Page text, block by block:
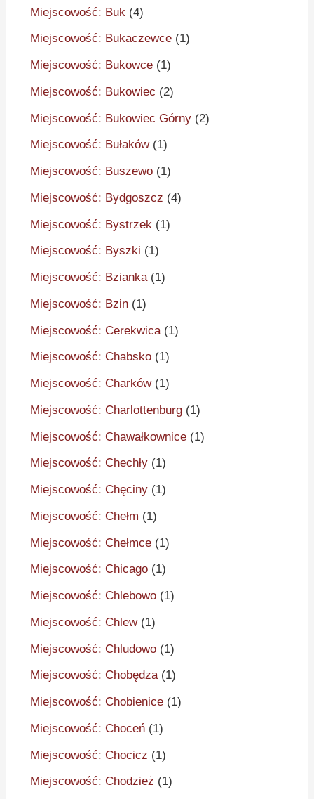
Miejscowość: Buk (4)
Miejscowość: Bukaczewce (1)
Miejscowość: Bukowce (1)
Miejscowość: Bukowiec (2)
Miejscowość: Bukowiec Górny (2)
Miejscowość: Bułaków(1)
Miejscowość: Buszewo (1)
Miejscowość: Bydgoszcz (4)
Miejscowość: Bystrzek (1)
Miejscowość: Byszki (1)
Miejscowość: Bzianka(1)
Miejscowość: Bzin (1)
Miejscowość: Cerekwica (1)
Miejscowość: Chabsko (1)
Miejscowość: Charków(1)
Miejscowość: Charlottenburg (1)
Miejscowość: Chawałkownice (1)
Miejscowość: Chechły (1)
Miejscowość: Chęciny (1)
Miejscowość: Chełm (1)
Miejscowość: Chełmce (1)
Miejscowość: Chicago (1)
Miejscowość: Chlebowo (1)
Miejscowość: Chlew(1)
Miejscowość: Chludowo (1)
Miejscowość: Chobędza(1)
Miejscowość: Chobienice (1)
Miejscowość: Choceń (1)
Miejscowość: Chocicz (1)
Miejscowość: Chodzież (1)